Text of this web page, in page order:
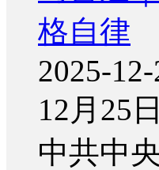
格自律
2025-
12月25
中共中